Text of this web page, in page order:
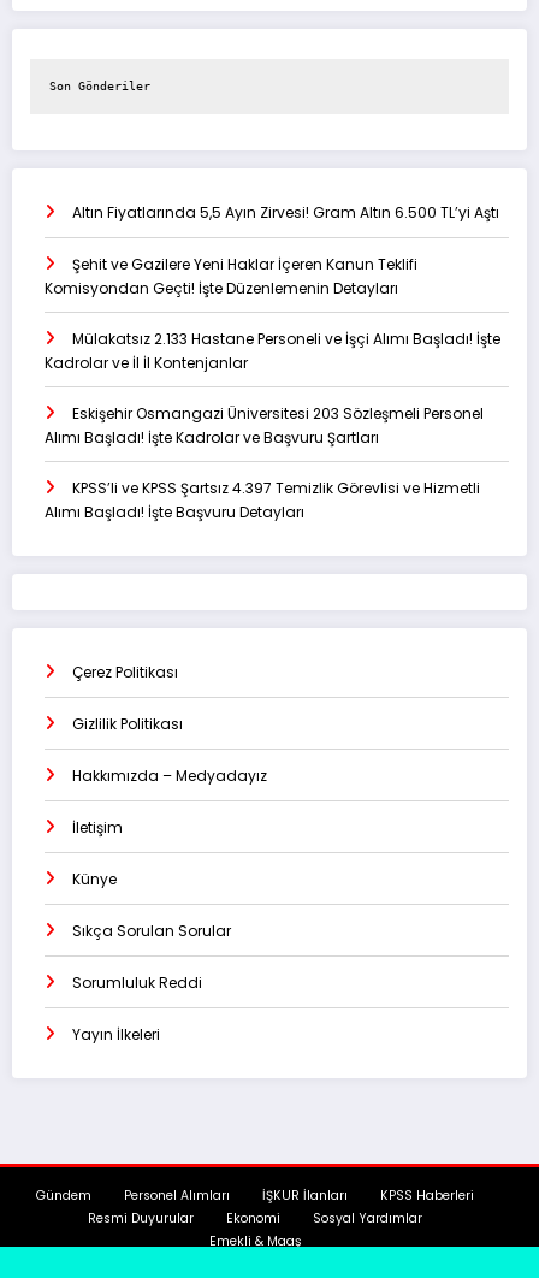
Son Gönderiler
Altın Fiyatlarında 5,5 Ayın Zirvesi! Gram Altın 6.500 TL’yi Aştı
Şehit ve Gazilere Yeni Haklar İçeren Kanun Teklifi
Komisyondan Geçti! İşte Düzenlemenin Detayları
Mülakatsız 2.133 Hastane Personeli ve İşçi Alımı Başladı! İşte
Kadrolar ve İl İl Kontenjanlar
Eskişehir Osmangazi Üniversitesi 203 Sözleşmeli Personel
Alımı Başladı! İşte Kadrolar ve Başvuru Şartları
KPSS’li ve KPSS Şartsız 4.397 Temizlik Görevlisi ve Hizmetli
Alımı Başladı! İşte Başvuru Detayları
Çerez Politikası
Gizlilik Politikası
Hakkımızda – Medyadayız
İletişim
Künye
Sıkça Sorulan Sorular
Sorumluluk Reddi
Yayın İlkeleri
Gündem Personel Alımları İŞKUR İlanları
KPSS Haberleri
Resmi Duyurular
Ekonomi
Sosyal Yardımlar
Emekli & Maaş